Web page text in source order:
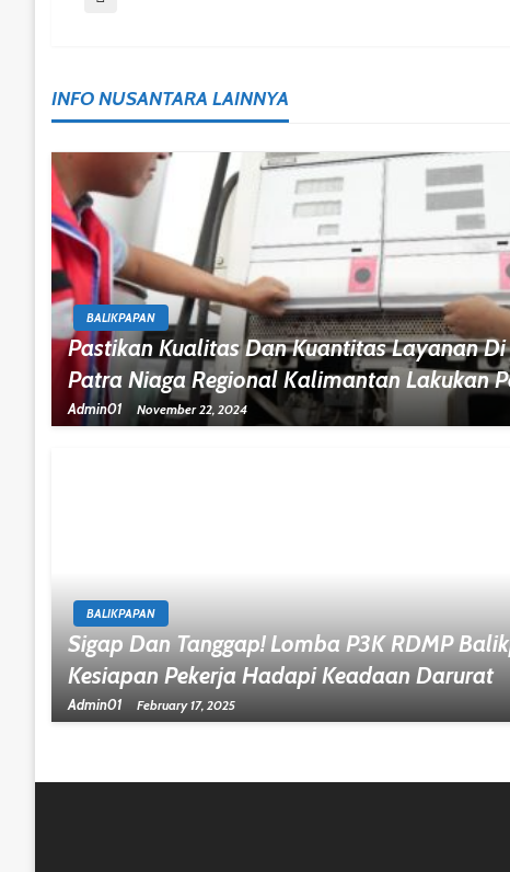
INFO NUSANTARA LAINNYA
BALIKPAPAN
Pastikan Kualitas Dan Kuantitas Layanan Di
Patra Niaga Regional Kalimantan Lakukan
Admin01 November 22, 2024
BALIKPAPAN
Sigap Dan Tanggap! Lomba P3K RDMP
Kesiapan Pekerja Hadapi Keadaan Darurat
Admin01 February 17, 2025